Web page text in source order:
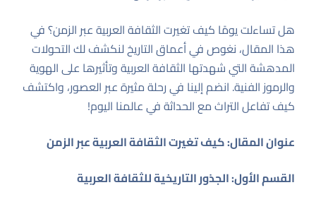
هل تساءلت يومًا كيف تغيرت الثقافة العربية عبر الزمن؟ في
هذا المقال، نغوص في أعماق التاريخ لنكشف لك التحولات
المدهشة التي شهدتها الثقافة العربية وتأثيرها على الهوية
والرموز الفنية. انضم إلينا في رحلة مثيرة عبر العصور، واكتشف
كيف تفاعل التراث مع الحداثة في عالمنا اليوم!
عنوان المقال: كيف تغيرت الثقافة العربية عبر الزمن
القسم الأول: الجذور التاريخية للثقافة العربية